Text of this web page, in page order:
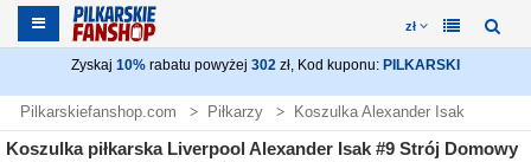
zł
Zyskaj 10% rabatu powyżej 302 zł, Kod kuponu: PILKARSKI
Pilkarskiefanshop.com Piłkarzy Koszulka Alexander Isak
Koszulka piłkarska Liverpool Alexander Isak #9 Strój Domowy